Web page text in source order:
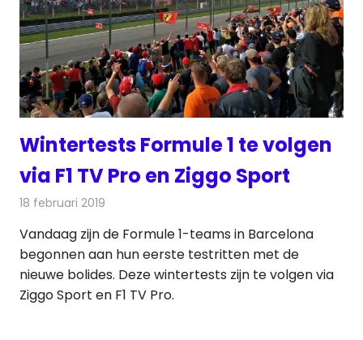
Wintertests Formule 1 te volgen
via F1 TV Pro en Ziggo Sport
18 februari 2019
Vandaag zijn de Formule 1-teams in Barcelona
begonnen aan hun eerste testritten met de
nieuwe bolides. Deze wintertests zijn te volgen via
Ziggo Sport en F1 TV Pro.